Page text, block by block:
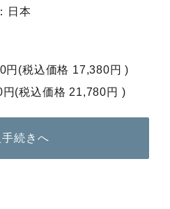
日本
(税込価格 17,380円 )
(税込価格 21,780円 )
手続きへ